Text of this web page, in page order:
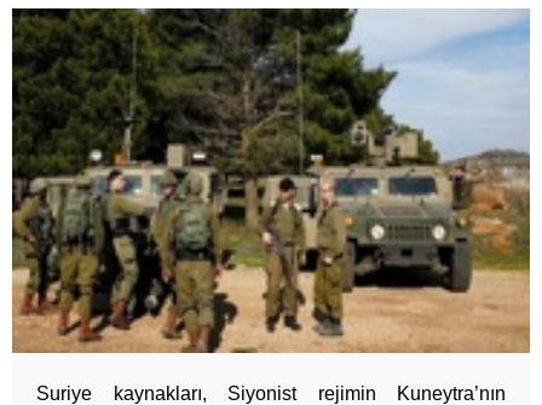
Suriye kaynakları, Siyonist rejimin Kuneytra’nın